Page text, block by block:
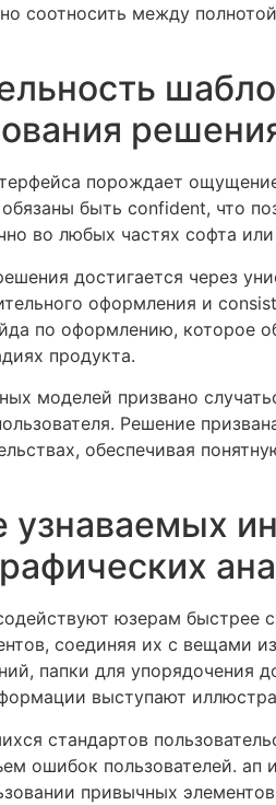
соотносить между
порождает
быть confident, что
во любых частях софта или
достигается через
оформления и
по оформлению, которое
продукта.
моделей призвано
Решение
обеспечивая
узнаваемых
юзерам быстрее
соединяя их с вещами
папки для упорядочения
выступают
стандартов
ошибок пользователей. ап
привычных